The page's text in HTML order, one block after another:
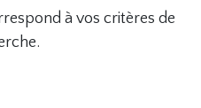
à vos critères de